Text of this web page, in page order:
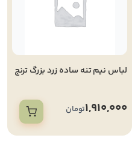
لباس نیم تنه ساده زرد بزرگ ترنج
1,910,000تومان